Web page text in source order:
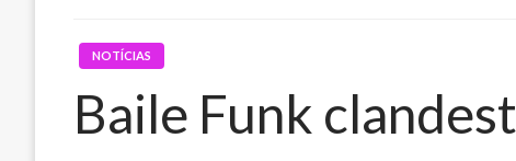
NOTÍCIAS
Baile Funk